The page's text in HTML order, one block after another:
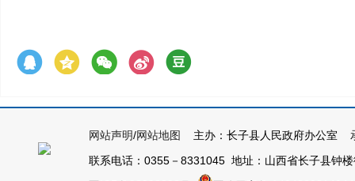
网站声明/网站地图
主办：长子县人民政府办公室
联系电话：0355－8331045 地址：山西省长子县钟